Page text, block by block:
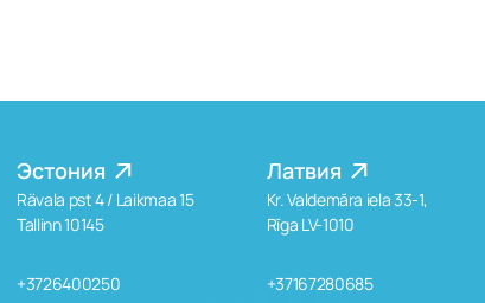
Эстония
Rävala pst 4 / Laikmaa 15
Tallinn 10145
+3726400250
Латвия
Kr. Valdemāra iela 33-1,
Rīga LV-1010
+37167280685